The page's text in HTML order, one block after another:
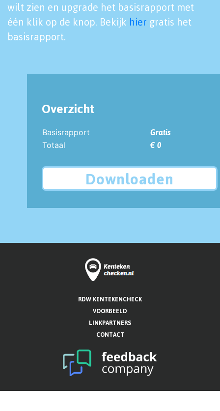
wilt zien en upgrade het basisrapport met
één klik op de knop. Bekijk hier gratis het
basisrapport.
Overzicht
Basisrapport
Gratis
Totaal
€ 0
Downloaden
RDW KENTEKENCHECK
VOORBEELD
LINKPARTNERS
CONTACT